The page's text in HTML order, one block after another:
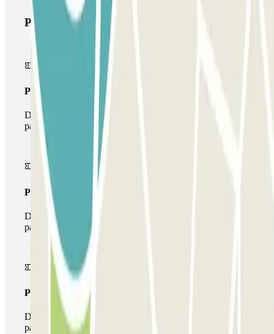
Prodotti di Parclick
Pass unico
Durante il tuo soggiorno potrai entrare e uscire dal
parcheggio una sola volta
Pass multiparking
Durante il tuo soggiorno potrai usufruire dell'intera rete di
parcheggi disponibili su Parclick.
Pass illlimitato
Durante il tuo soggiorno potrai entrare e uscire dal
parcheggio tutte le volte che vorrai.